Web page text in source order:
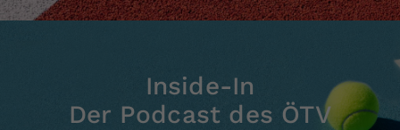
Inside-In
Der Podcast des ÖTV